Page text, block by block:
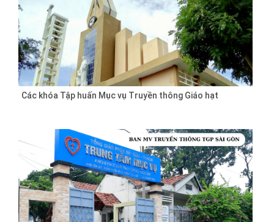
Các khóa Tập huấn Mục vụ Truyền thông Giáo hạt